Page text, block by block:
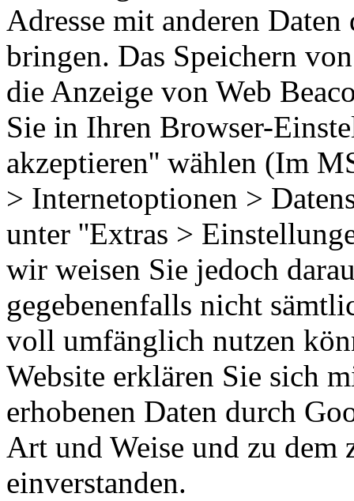
Adresse mit anderen
bringen. Das Speichern
die Anzeige von Web
Sie in Ihren Browser-
akzeptieren'' wählen (Im
> Internetoptionen >
unter ''Extras >
wir weisen Sie jedoch
gegebenenfalls nicht
voll umfänglich nutzen
Website erklären Sie sich
erhobenen Daten durch
Art und Weise und zu dem
einverstanden.